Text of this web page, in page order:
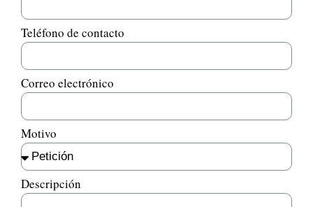
Teléfono de contacto
Correo electrónico
Motivo
Descripción